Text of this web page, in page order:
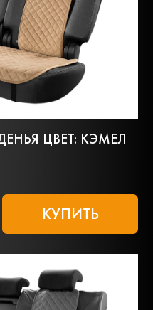
ЦВЕТ: КЭМЕЛ
КУПИТЬ